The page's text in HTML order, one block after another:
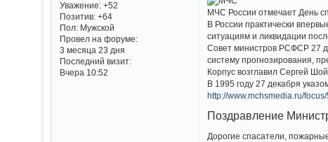
Уважение: +52
Позитив: +64
Пол:Мужской
Провел на форуме:
3 месяца 23 дня
Последний визит:
Вчера 10:52
МЧС России отмечает День
В России практически
ситуациям и ликвидации
Совет министров РСФСР 27
систему прогнозирования,
Корпус возглавил Сергей
В 1995 году 27 декабря
http://www.mchsmedia.ru/
Поздравление
Дорогие спасатели,